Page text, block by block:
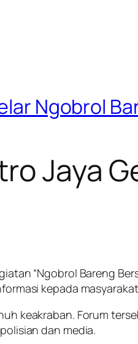
Ngobrol
Jaya
“Ngobrol Bareng
kepada
keakraban. Forum
dan media.